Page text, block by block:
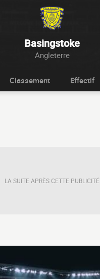
Basingstoke
Angleterre
Classement Effectif
LA SUITE APRÈS CETTE PUBLICITÉ